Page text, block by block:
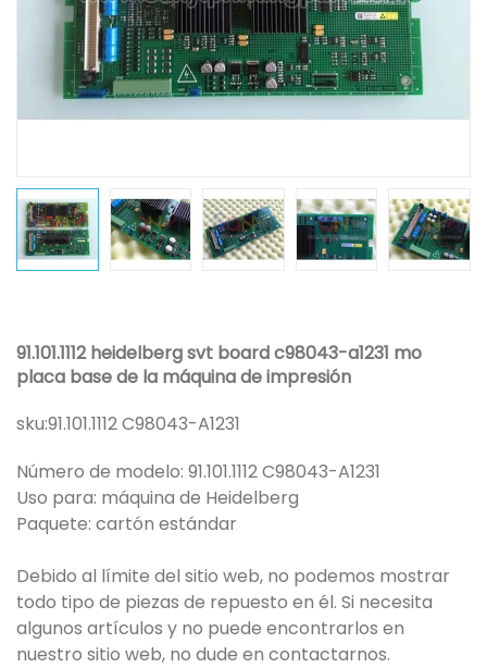
91.101.1112 heidelberg svt board c98043-a1231 mo
placa base de la máquina de impresión
sku:91.101.1112 C98043-A1231
Número de modelo: 91.101.1112 C98043-A1231
Uso para: máquina de Heidelberg
Paquete: cartón estándar
Debido al límite del sitio web, no podemos mostrar
todo tipo de piezas de repuesto en él. Si necesita
algunos artículos y no puede encontrarlos en
nuestro sitio web, no dude en contactarnos.